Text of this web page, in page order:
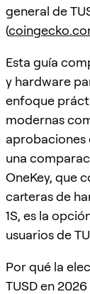
general de
(
Esta guía
y hardware
enfoque
modernas
aprobaciones
una
OneKey, que
carteras de
1S, es la
usuarios de
Por qué la
TUSD en 2026